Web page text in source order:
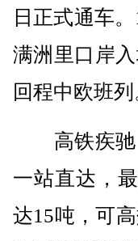
日正式通车
满洲里口岸
回程中欧班列
高铁疾驰
一站直达，
达15吨，可